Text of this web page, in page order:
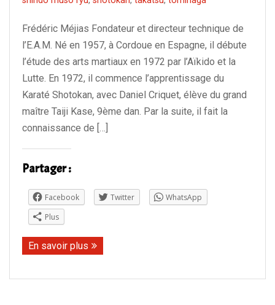
Frédéric Méjias Fondateur et directeur technique de
l’E.A.M. Né en 1957, à Cordoue en Espagne, il débute
l’étude des arts martiaux en 1972 par l’Aïkido et la
Lutte. En 1972, il commence l’apprentissage du
Karaté Shotokan, avec Daniel Criquet, élève du grand
maître Taiji Kase, 9ème dan. Par la suite, il fait la
connaissance de […]
Partager :
Facebook Twitter
WhatsApp
Plus
En savoir plus